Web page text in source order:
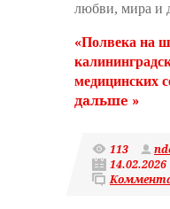
любви, мира и
«Полвека на
медицинских
дальше »
113
14.02.2026